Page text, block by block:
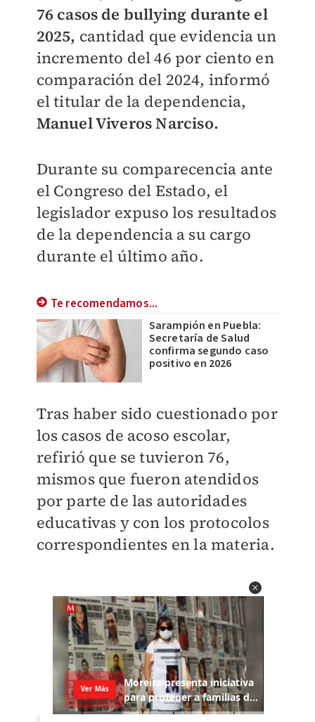
76 casos de bullying durante el
2025, cantidad que evidencia un
incremento del 46 por ciento en
comparación del 2024, informó
el titular de la dependencia,
Manuel Viveros Narciso.
Durante su comparecencia ante
el Congreso del Estado, el
legislador expuso los resultados
de la dependencia a su cargo
durante el último año.
Te recomendamos...
Sarampión en Puebla:
Secretaría de Salud
confirma segundo caso
positivo en 2026
Tras haber sido cuestionado por
los casos de acoso escolar,
refirió que se tuvieron 76,
mismos que fueron atendidos
por parte de las autoridades
educativas y con los protocolos
correspondientes en la materia.